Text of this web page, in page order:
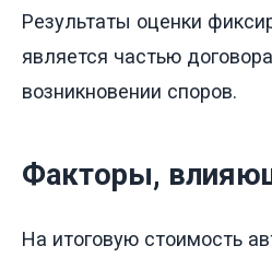
Результаты оценки
является частью
возникновении споров.
Факторы,
На итоговую стоимость